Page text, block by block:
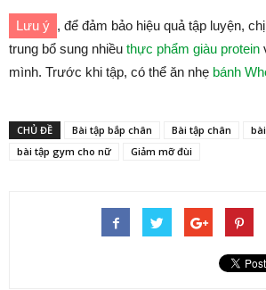
Lưu ý , để đảm bảo hiệu quả tập luyện,
trung bổ sung nhiều thực phẩm giàu protein
mình. Trước khi tập, có thể ăn nhẹ bánh
CHỦ ĐỀ Bài tập bắp chân Bài tập chân
bài tập gym cho nữ
Giảm mỡ đùi